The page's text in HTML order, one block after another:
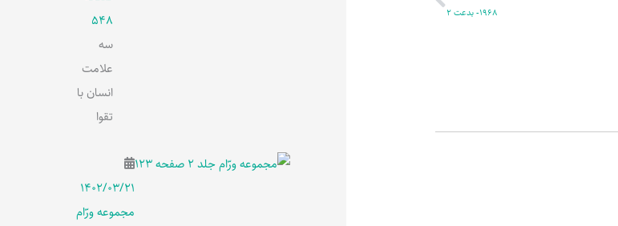
1968- بدعت 2
548
سه
علامت
انسان با
تقوا
۱۴۰۲/۰۳/۲۱
مجموعه ورّام